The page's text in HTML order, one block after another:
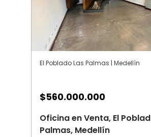
El Poblado Las Palmas | Medellín
$560.000.000
Oficina en Venta, El
Palmas, Medellín